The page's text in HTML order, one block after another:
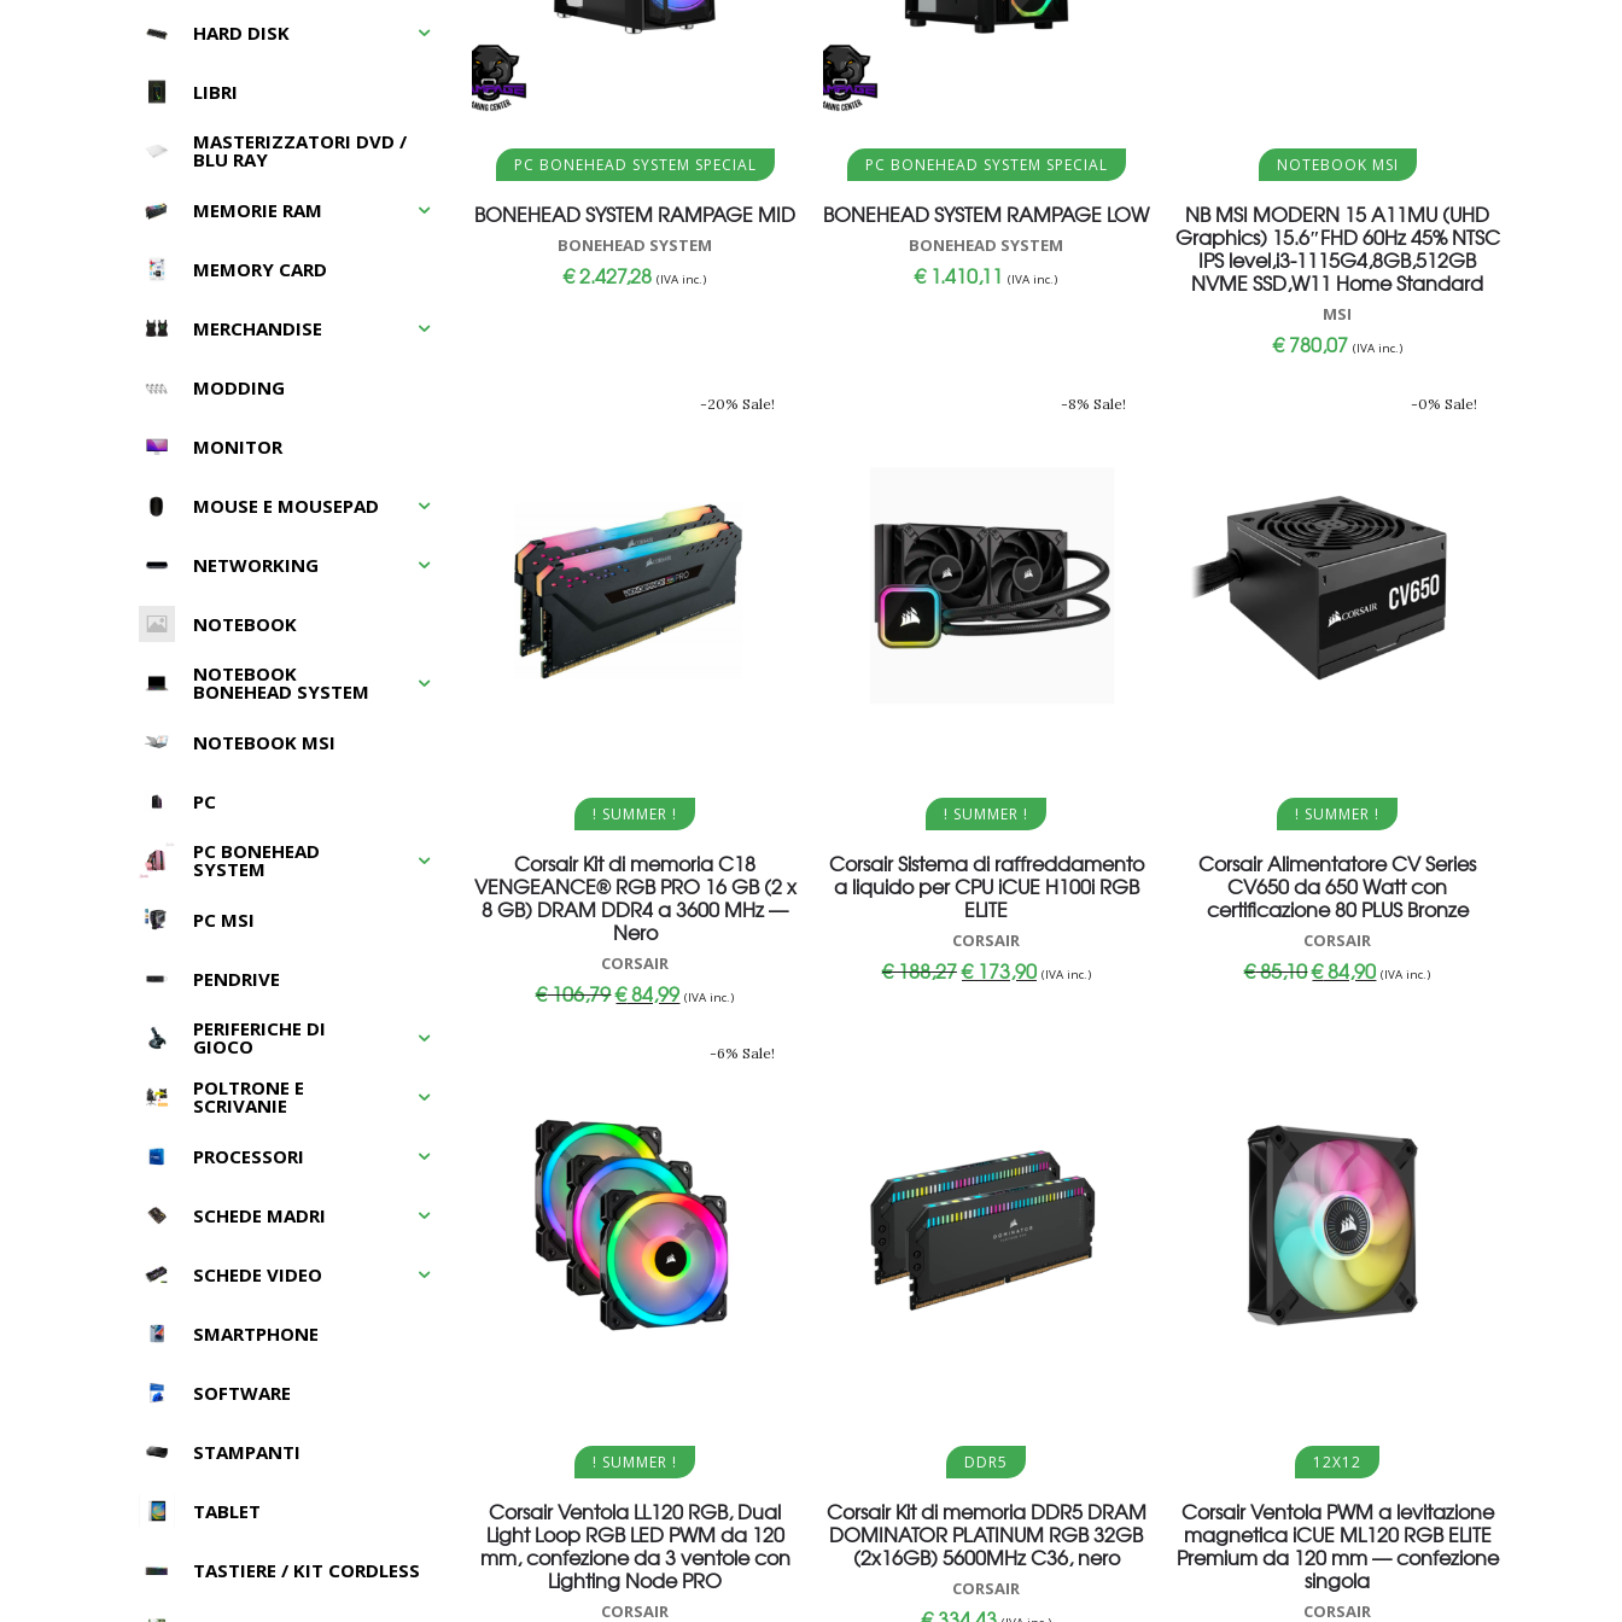
HARD DISK
LIBRI
MASTERIZZATORI DVD /
BLU RAY
MEMORIE RAM
MEMORY CARD
MERCHANDISE
MODDING
MONITOR
MOUSE E MOUSEPAD
NETWORKING
NOTEBOOK
NOTEBOOK
BONEHEAD SYSTEM
NOTEBOOK MSI
PC
PC BONEHEAD
SYSTEM
PC MSI
PENDRIVE
PERIFERICHE DI
GIOCO
POLTRONE E
SCRIVANIE
PROCESSORI
SCHEDE MADRI
SCHEDE VIDEO
SMARTPHONE
SOFTWARE
STAMPANTI
TABLET
TASTIERE / KIT CORDLESS
Aggiungi al carrello
PC BONEHEAD SYSTEM SPECIAL
BONEHEAD SYSTEM RAMPAGE MID
BONEHEAD SYSTEM
€2.427,28 (IVA inc.)
Aggiungi al carrello
PC BONEHEAD SYSTEM SPECIAL
BONEHEAD SYSTEM RAMPAGE LOW
BONEHEAD SYSTEM
€1.410,11 (IVA inc.)
Aggiungi al carrello
NOTEBOOK MSI
NB MSI MODERN 15 A11MU (UHD
Graphics) 15.6″FHD 60Hz 45% NTSC
IPS level,i3-1115G4,8GB,512GB
NVME SSD,W11 Home Standard
MSI
€780,07 (IVA inc.)
-20% Sale!
Aggiungi al carrello
! SUMMER !
Corsair Kit di memoria C18
VENGEANCE® RGB PRO 16 GB (2 x
8 GB) DRAM DDR4 a 3600 MHz —
Nero
CORSAIR
€106,79Il
prezzo
€84,99Il
prezzo
€ 84,99.
(IVA inc.)
-8% Sale!
Aggiungi al carrello
! SUMMER !
Corsair Sistema di raffreddamento
a liquido per CPU iCUE H100i RGB
ELITE
CORSAIR
€188,27Il
prezzo
€173,90Il
prezzo
(IVA inc.)
-0% Sale!
Aggiungi al carrello
! SUMMER !
Corsair Alimentatore CV Series
CV650 da 650 Watt con
certificazione 80 PLUS Bronze
CORSAIR
€85,10Il
prezzo
€84,90Il
prezzo
(IVA inc.)
-6% Sale!
Aggiungi al carrello
! SUMMER !
Corsair Ventola LL120 RGB, Dual
Light Loop RGB LED PWM da 120
mm, confezione da 3 ventole con
Lighting Node PRO
CORSAIR
Aggiungi al carrello
DDR5
Corsair Kit di memoria DDR5 DRAM
DOMINATOR PLATINUM RGB 32GB
(2x16GB) 5600MHz C36, nero
CORSAIR
Aggiungi al carrello
12X12
Corsair Ventola PWM a levitazione
magnetica iCUE ML120 RGB ELITE
Premium da 120 mm — confezione
singola
CORSAIR